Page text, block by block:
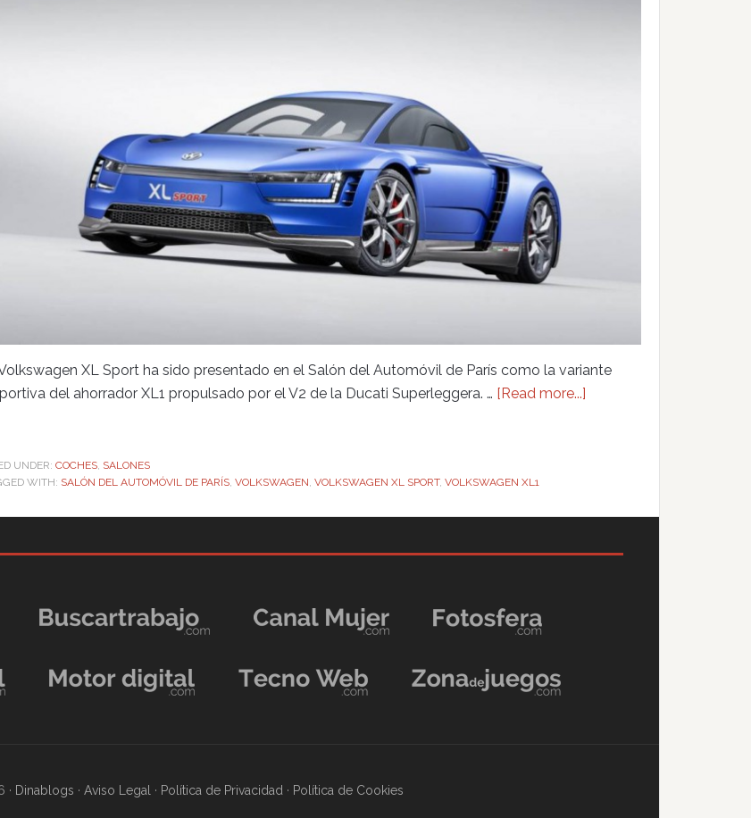
XL Sport ha sido presentado en el Salón del Automóvil de París como la variante
del ahorrador XL1 propulsado por el V2 de la Ducati Superleggera. … [Read more...]
UNDER: COCHES, SALONES
WITH: SALÓN DEL AUTOMÓVIL DE PARÍS, VOLKSWAGEN, VOLKSWAGEN XL SPORT, VOLKSWAGEN XL1
· Dinablogs · Aviso Legal · Política de Privacidad · Política de Cookies